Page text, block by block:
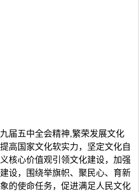
届五中全会精神,繁荣发展文化
高国家文化软实力，坚定文化自
核心价值观引领文化建设，加强
设，围绕举旗帜、聚民心、育新
的使命任务，促进满足人民文化